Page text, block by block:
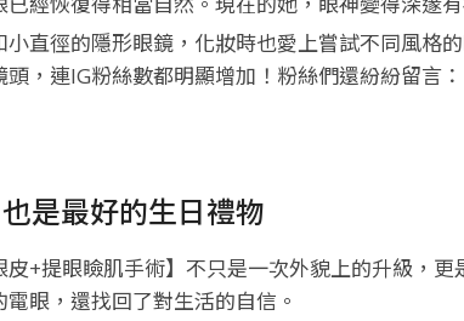
直徑的隱形眼鏡，化妝時也愛上嘗試不同風格
，連IG粉絲數都明顯增加！粉絲們還紛紛留言
是最好的生日禮物
+提眼瞼肌手術】不只是一次外貌上的升級，更
眼，還找回了對生活的自信。